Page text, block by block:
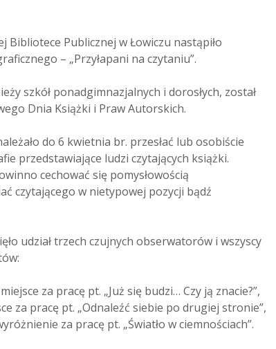
Bibliotece Publicznej w Łowiczu nastąpiło
– „Przyłapani na czytaniu”.
szkół ponadgimnazjalnych i dorosłych, został
Dnia Książki i Praw Autorskich.
do 6 kwietnia br. przesłać lub osobiście
przedstawiające ludzi czytających książki.
cechować się pomysłowością
czytającego w nietypowej pozycji bądź
udział trzech czujnych obserwatorów i wszyscy
za pracę pt. „Już się budzi… Czy ją znacie?”,
za pracę pt. „Odnaleźć siebie po drugiej stronie”,
za pracę pt. „Światło w ciemnościach”.